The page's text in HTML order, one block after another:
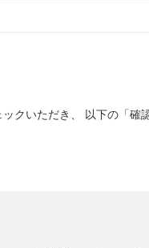
クいただき、 以下の「確